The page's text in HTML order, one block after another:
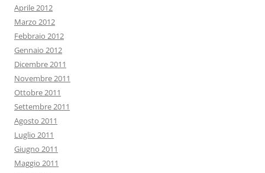
Aprile 2012
Marzo 2012
Febbraio 2012
Gennaio 2012
Dicembre 2011
Novembre 2011
Ottobre 2011
Settembre 2011
Agosto 2011
Luglio 2011
Giugno 2011
Maggio 2011